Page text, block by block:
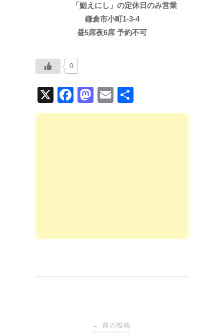
「鮨えにし」の定休日のみ営業
鎌倉市小町1-3-4
昼5席夜6席 予約不可
0
X
F
a
M
a
E
m 有
← 前の投稿